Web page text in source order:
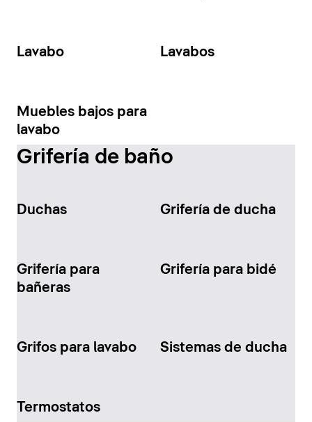
Lavabo Lavabos
Muebles bajos para
lavabo
Grifería de baño
Duchas Grifería de ducha
Grifería para
bañeras
Grifería para bidé
Grifos para lavabo Sistemas de ducha
Termostatos